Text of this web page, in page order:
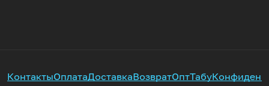
КонтактыОплатаДоставкаВозвратОптТабу